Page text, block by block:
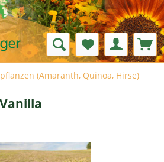
(Amaranth, Quinoa, Hirse)